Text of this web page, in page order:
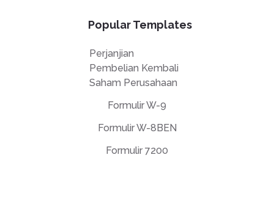
Popular Templates
Perjanjian
Pembelian Kembali
Saham Perusahaan
Formulir W-9
Formulir W-8BEN
Formulir 7200